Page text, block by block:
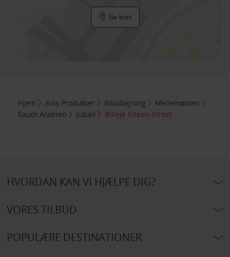
Se kort
Hjem Avis Produkter Biludlejning
Mellemøsten
Saudi Arabien
Jubail Billeje Siteen Street
HVORDAN KAN VI HJÆLPE DIG?
VORES TILBUD
POPULÆRE DESTINATIONER